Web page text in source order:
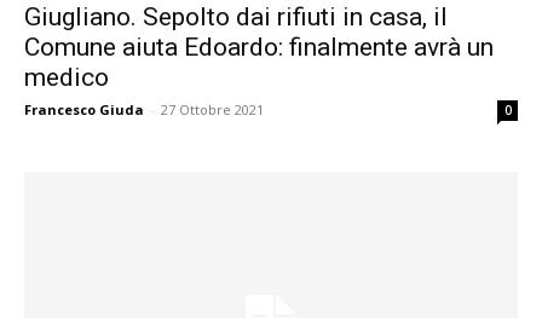
Giugliano. Sepolto dai rifiuti in casa, il
Comune aiuta Edoardo: finalmente avrà un
medico
Francesco Giuda - 27 Ottobre 2021 0